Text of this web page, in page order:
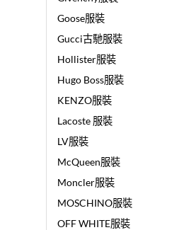
Goose服裝
Gucci古馳服裝
Hollister服裝
Hugo Boss服裝
KENZO服裝
Lacoste 服裝
LV服裝
McQueen服裝
Moncler服裝
MOSCHINO服裝
OFF WHITE服裝